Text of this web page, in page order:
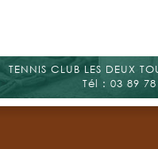
TENNIS CLUB LES DEUX
Tél : 03 89